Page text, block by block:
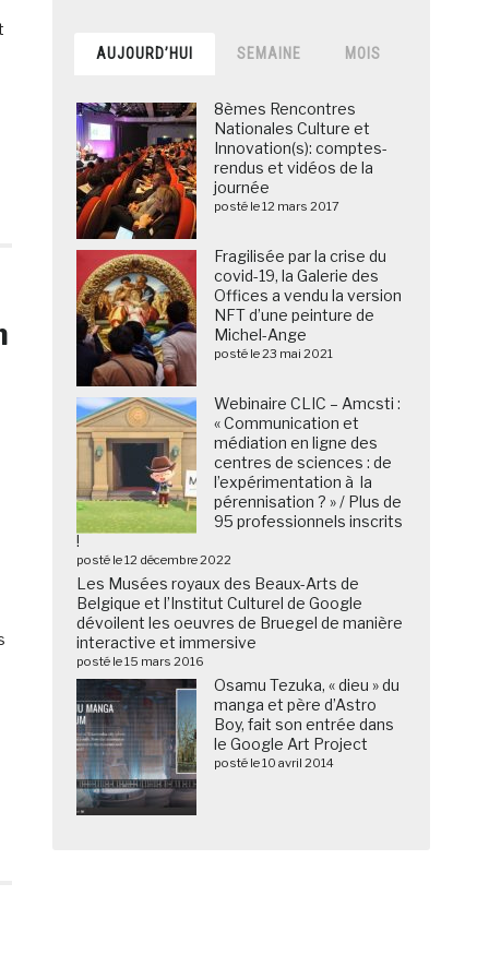
AUJOURD’HUI SEMAINE MOIS
8èmes Rencontres
Nationales Culture et
Innovation(s): comptes-
rendus et vidéos de la
journée
posté le 12 mars 2017
Fragilisée par la crise du
covid-19, la Galerie des
Offices a vendu la version
NFT d’une peinture de
Michel-Ange
posté le 23 mai 2021
Webinaire CLIC – Amcsti :
« Communication et
médiation en ligne des
centres de sciences : de
l’expérimentation à la
pérennisation ? » / Plus de
95 professionnels inscrits
!
posté le 12 décembre 2022
Les Musées royaux des Beaux-Arts de
Belgique et l’Institut Culturel de Google
dévoilent les oeuvres de Bruegel de manière
interactive et immersive
posté le 15 mars 2016
Osamu Tezuka, « dieu » du
manga et père d’Astro
Boy, fait son entrée dans
le Google Art Project
posté le 10 avril 2014